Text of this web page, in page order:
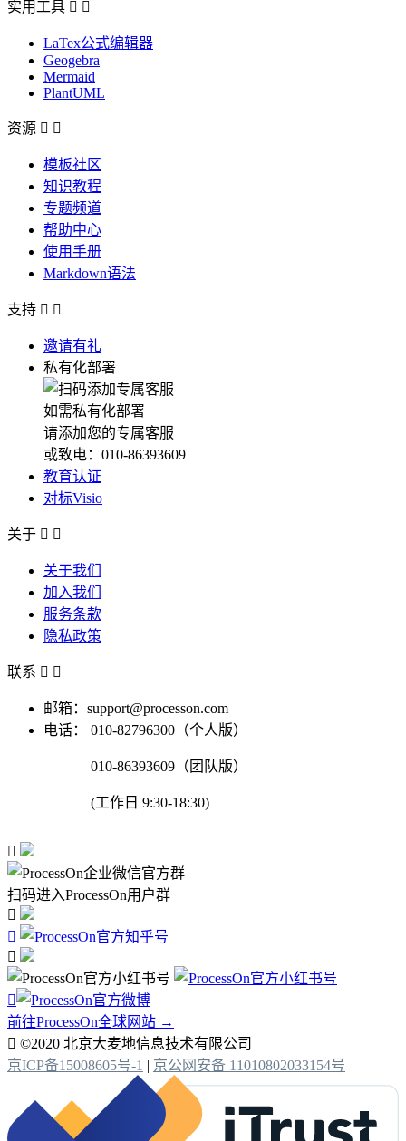
实用工具  
LaTex公式编辑器
Geogebra
Mermaid
PlantUML
资源  
模板社区
知识教程
专题频道
帮助中心
使用手册
Markdown语法
支持  
邀请有礼
私有化部署
如需私有化部署
请添加您的专属客服
或致电：010-86393609
教育认证
对标Visio
关于  
关于我们
加入我们
服务条款
隐私政策
联系  
邮箱：support@processon.com
电话：
010-82796300（个人版）
010-86393609（团队版）
(工作日 9:30-18:30)

扫码进入ProcessOn用户群




前往ProcessOn全球网站 →
 ©2020 北京大麦地信息技术有限公司
京ICP备15008605号-1 | 京公网安备 11010802033154号